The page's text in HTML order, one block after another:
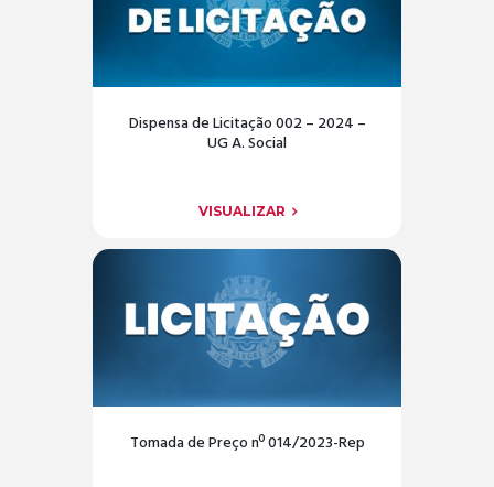
Dispensa de Licitação 002 – 2024 –
UG A. Social
VISUALIZAR
Tomada de Preço nº 014/2023-Rep